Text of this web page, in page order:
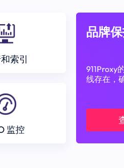
索引
监控
品牌
911Proxy
线存在，